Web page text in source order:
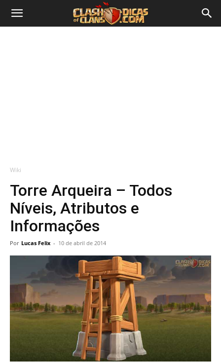
Wiki
Torre Arqueira – Todos
Níveis, Atributos e
Informações
Por Lucas Felix - 10 de abril de 2014